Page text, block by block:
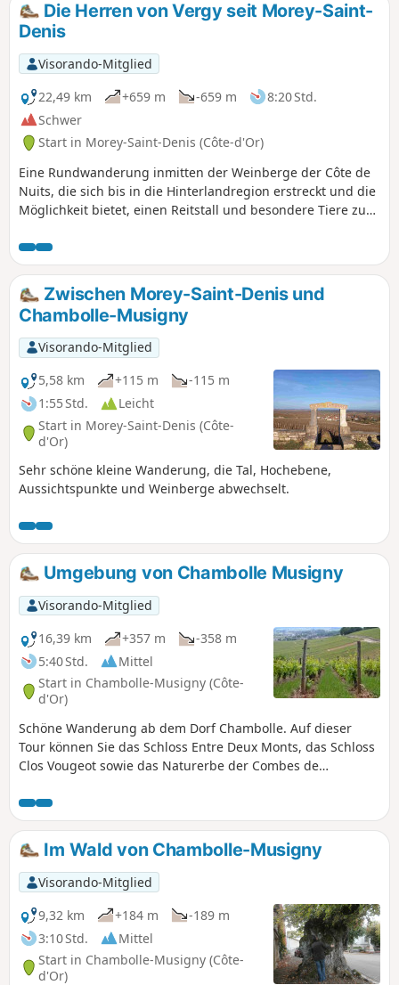
Die Herren von Vergy seit Morey-Saint-
Denis
Visorando-Mitglied
22,49 km
+659 m -659 m
8:20 Std.
Schwer
Start in Morey-Saint-Denis (Côte-d'Or)
Eine Rundwanderung inmitten der Weinberge der Côte de
Nuits, die sich bis in die Hinterlandregion erstreckt und die
Möglichkeit bietet, einen Reitstall und besondere Tiere zu
Felsvorsprung von Vergy neu zu erleben.
Zwischen Morey-Saint-Denis und
Chambolle-Musigny
Visorando-Mitglied
5,58 km
+115 m
-115 m
1:55 Std.
Leicht
Start in Morey-Saint-Denis (Côte-
d'Or)
Sehr schöne kleine Wanderung, die Tal, Hochebene,
Aussichtspunkte und Weinberge abwechselt.
Umgebung von Chambolle Musigny
Visorando-Mitglied
16,39 km
+357 m
-358 m
5:40 Std.
Mittel
Start in Chambolle-Musigny (Côte-
d'Or)
Schöne Wanderung ab dem Dorf Chambolle. Auf dieser
Tour können Sie das Schloss Entre Deux Monts, das Schloss
Clos Vougeot sowie das Naturerbe der Combes de
Im Wald von Chambolle-Musigny
Visorando-Mitglied
9,32 km
+184 m
-189 m
3:10 Std.
Mittel
Start in Chambolle-Musigny (Côte-
d'Or)